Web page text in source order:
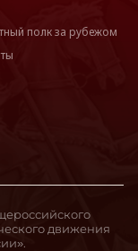
полк за рубежом
движения